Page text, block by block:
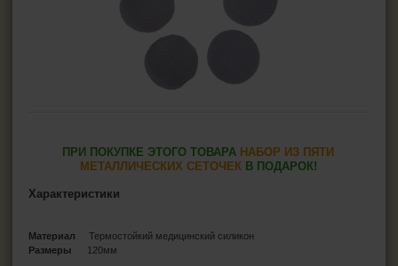
ПРИ ПОКУПКЕ ЭТОГО ТОВАРА НАБОР ИЗ ПЯТИ
МЕТАЛЛИЧЕСКИХ СЕТОЧЕКВ ПОДАРОК!
Характеристики
Материал Термостойкий медицинский силикон
Размеры 120мм